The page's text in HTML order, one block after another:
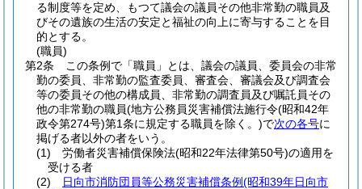
る制度等を定め、もつて議会の議員その他非常勤の職員及
びその遺族の生活の安定と福祉の向上に寄与することを目
的とする。
(職員)
第2条
この条例で「職員」とは、議会の議員、委員会の非常
勤の委員、非常勤の監査委員、審査会、審議会及び調査会
等の委員その他の構成員、非常勤の調査員及び嘱託員その
他の非常勤の職員(地方公務員災害補償法施行令(昭和42年
政令第274号)第1条に規定する職員を除く。)で次の各号に
掲げる者以外の者をいう。
(1)
労働者災害補償保険法(昭和22年法律第50号)の適用を
受ける者
(2)
日向市消防団員等公務災害補償条例(昭和39年日向市